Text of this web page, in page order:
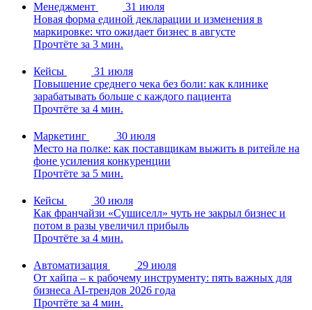
Менеджмент
31 июля
Новая форма единой декларации и изменения в
маркировке: что ожидает бизнес в августе
Прочтёте за 3 мин.
Кейсы
31 июля
Повышение среднего чека без боли: как клинике
зарабатывать больше с каждого пациента
Прочтёте за 4 мин.
Маркетинг
30 июля
Место на полке: как поставщикам выжить в ритейле на
фоне усиления конкуренции
Прочтёте за 5 мин.
Кейсы
30 июля
Как франчайзи «Сушиселл» чуть не закрыл бизнес и
потом в разы увеличил прибыль
Прочтёте за 4 мин.
Автоматизация
29 июля
От хайпа – к рабочему инструменту: пять важных для
бизнеса AI-трендов 2026 года
Прочтёте за 4 мин.